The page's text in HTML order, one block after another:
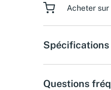
Acheter sur
Spécifications
Questions